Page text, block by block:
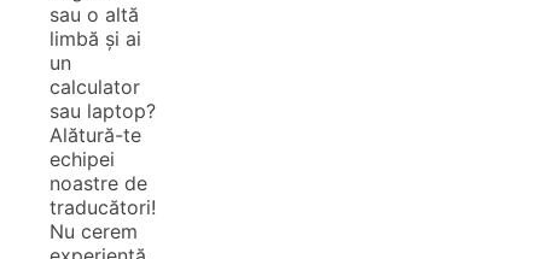
sau o altă
limbă și ai
un
calculator
sau laptop?
Alătură-te
echipei
noastre de
traducători!
Nu cerem